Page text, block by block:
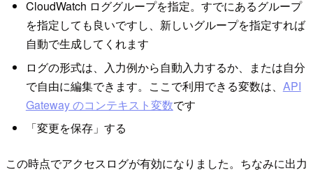
CloudWatch ロググループを指定。すでにあるグループ
を指定しても良いですし、新しいグループを指定すれば
自動で生成してくれます
ログの形式は、入力例から自動入力するか、または自分
で自由に編集できます。ここで利用できる変数は、 API
Gateway のコンテキスト変数です
「変更を保存」する
この時点でアクセスログが有効になりました。ちなみに出力